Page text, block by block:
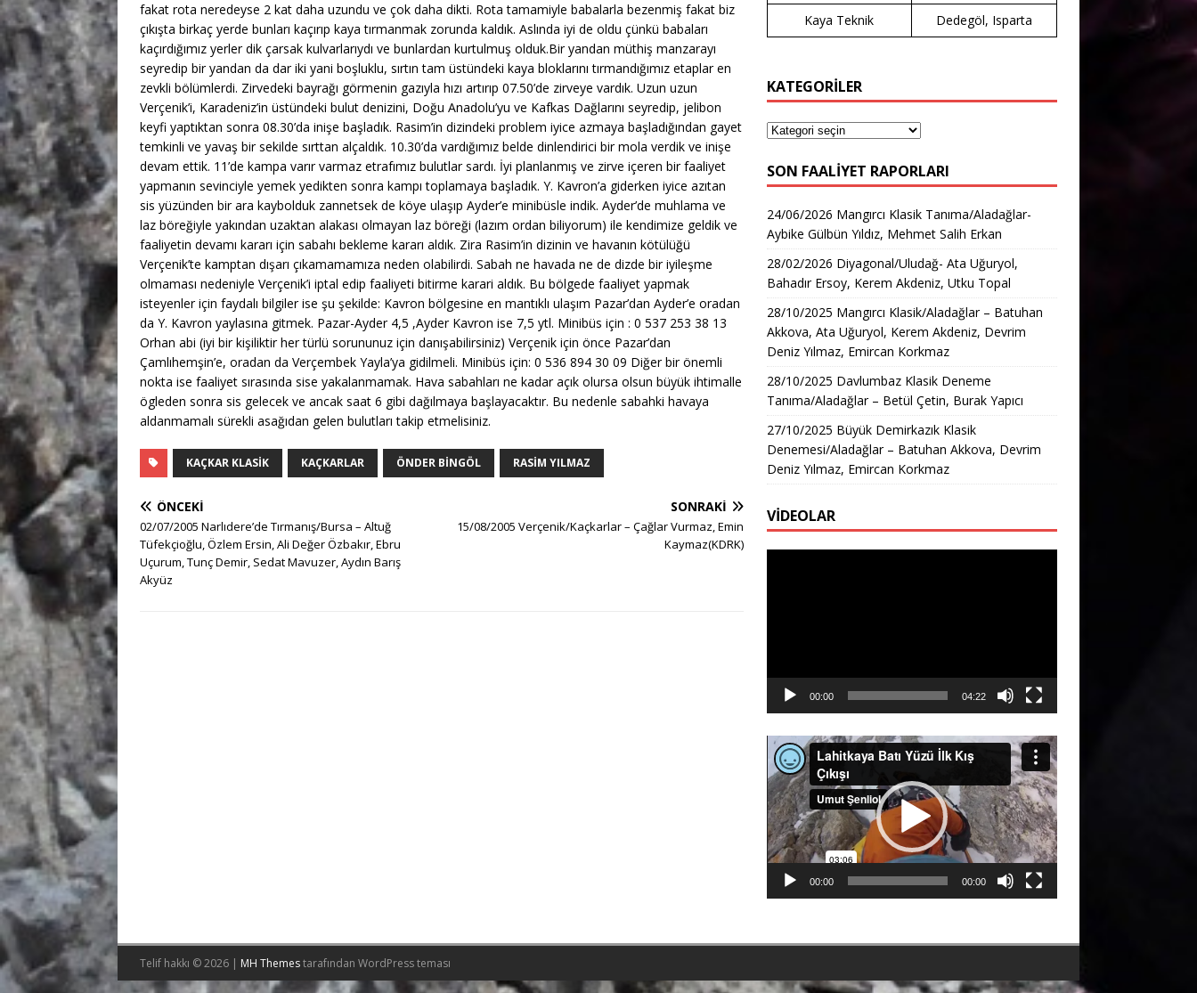
fakat rota neredeyse 2 kat daha uzundu ve çok daha dikti. Rota tamamiyle babalarla bezenmiş fakat biz
çıkışta birkaç yerde bunları kaçırıp kaya tırmanmak zorunda kaldık. Aslında iyi de oldu çünkü babaları
kaçırdığımız yerler dik çarsak kulvarlarıydı ve bunlardan kurtulmuş olduk.Bir yandan müthiş manzarayı
seyredip bir yandan da dar iki yani boşluklu, sırtın tam üstündeki kaya bloklarını tırmandığımız etaplar en
zevkli bölümlerdi. Zirvedeki bayrağı görmenin gazıyla hızı artırıp 07.50’de zirveye vardık. Uzun uzun
Verçenik’i, Karadeniz’in üstündeki bulut denizini, Doğu Anadolu’yu ve Kafkas Dağlarını seyredip, jelibon
keyfi yaptıktan sonra 08.30’da inişe başladık. Rasim’in dizindeki problem iyice azmaya başladığından gayet
temkinli ve yavaş bir sekilde sırttan alçaldık. 10.30’da vardığımız belde dinlendirici bir mola verdik ve inişe
devam ettik. 11’de kampa varır varmaz etrafımız bulutlar sardı. İyi planlanmış ve zirve içeren bir faaliyet
yapmanın sevinciyle yemek yedikten sonra kampı toplamaya başladık. Y. Kavron’a giderken iyice azıtan
sis yüzünden bir ara kaybolduk zannetsek de köye ulaşıp Ayder’e minibüsle indik. Ayder’de muhlama ve
laz böreğiyle yakından uzaktan alakası olmayan laz böreği (lazım ordan biliyorum) ile kendimize geldik ve
faaliyetin devamı kararı için sabahı bekleme kararı aldık. Zira Rasim’in dizinin ve havanın kötülüğü
Verçenik’te kamptan dışarı çıkamamamıza neden olabilirdi. Sabah ne havada ne de dizde bir iyileşme
olmaması nedeniyle Verçenik’i iptal edip faaliyeti bitirme karari aldık. Bu bölgede faaliyet yapmak
isteyenler için faydalı bilgiler ise şu şekilde: Kavron bölgesine en mantıklı ulaşım Pazar’dan Ayder’e oradan
da Y. Kavron yaylasına gitmek. Pazar-Ayder 4,5 ,Ayder Kavron ise 7,5 ytl. Minibüs için : 0 537 253 38 13
Orhan abi (iyi bir kişiliktir her türlü sorununuz için danışabilirsiniz) Verçenik için önce Pazar’dan
Çamlıhemşin’e, oradan da Verçembek Yayla’ya gidilmeli. Minibüs için: 0 536 894 30 09 Diğer bir önemli
nokta ise faaliyet sırasında sise yakalanmamak. Hava sabahları ne kadar açık olursa olsun büyük ihtimalle
ögleden sonra sis gelecek ve ancak saat 6 gibi dağılmaya başlayacaktır. Bu nedenle sabahki havaya
aldanmamalı sürekli asağıdan gelen bulutları takip etmelisiniz.
KAÇKAR KLASIK KAÇKARLAR ÖNDER BINGÖL RASIM YILMAZ
ÖNCEKI
02/07/2005 Narlıdere’de Tırmanış/Bursa – Altuğ
Tüfekçioğlu, Özlem Ersin, Ali Değer Özbakır, Ebru
Uçurum, Tunç Demir, Sedat Mavuzer, Aydın Barış
Akyüz
SONRAKI
15/08/2005 Verçenik/Kaçkarlar – Çağlar Vurmaz, Emin
Kaymaz(KDRK)
Kaya Teknik
Dedegöl, Isparta
KATEGORİLER
SON FAALIYET RAPORLARI
24/06/2026 Mangırcı Klasik Tanıma/Aladağlar-
Aybike Gülbün Yıldız, Mehmet Salih Erkan
28/02/2026 Diyagonal/Uludağ- Ata Uğuryol,
Bahadır Ersoy, Kerem Akdeniz, Utku Topal
28/10/2025 Mangırcı Klasik/Aladağlar – Batuhan
Akkova, Ata Uğuryol, Kerem Akdeniz, Devrim
Deniz Yılmaz, Emircan Korkmaz
28/10/2025 Davlumbaz Klasik Deneme
Tanıma/Aladağlar – Betül Çetin, Burak Yapıcı
27/10/2025 Büyük Demirkazık Klasik
Denemesi/Aladağlar – Batuhan Akkova, Devrim
Deniz Yılmaz, Emircan Korkmaz
VİDEOLAR
00:00 04:22
Video
oynatıcı
00:00 00:00
Telif hakkı © 2026 | MH Themestarafından WordPress teması